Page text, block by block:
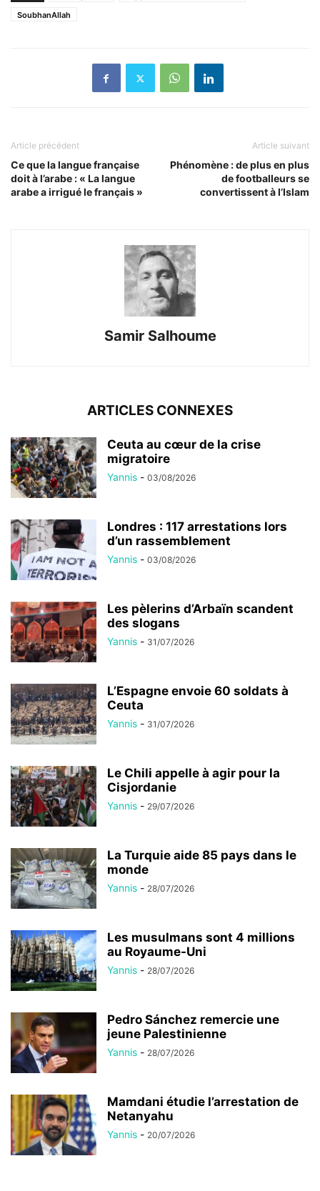
SoubhanAllah
Article précédent
Ce que la langue française
doit à l’arabe : « La langue
arabe a irrigué le français »
Article suivant
Phénomène : de plus en plus
de footballeurs se
convertissent à l’Islam
Samir Salhoume
ARTICLES CONNEXES
Ceuta au cœur de la crise
migratoire
Yannis - 03/08/2026
Londres : 117 arrestations lors
d’un rassemblement
Yannis - 03/08/2026
Les pèlerins d’Arbaïn scandent
des slogans
Yannis - 31/07/2026
L’Espagne envoie 60 soldats à
Ceuta
Yannis - 31/07/2026
Le Chili appelle à agir pour la
Cisjordanie
Yannis - 29/07/2026
La Turquie aide 85 pays dans le
monde
Yannis - 28/07/2026
Les musulmans sont 4 millions
au Royaume-Uni
Yannis - 28/07/2026
Pedro Sánchez remercie une
jeune Palestinienne
Yannis - 28/07/2026
Mamdani étudie l’arrestation de
Netanyahu
Yannis - 20/07/2026